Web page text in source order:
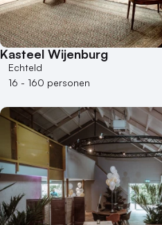
Kasteel Wijenburg
Echteld
16 - 160 personen